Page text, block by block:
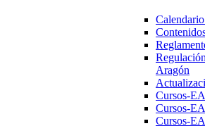
Aragón
Cursos-
Cursos-
Cursos-